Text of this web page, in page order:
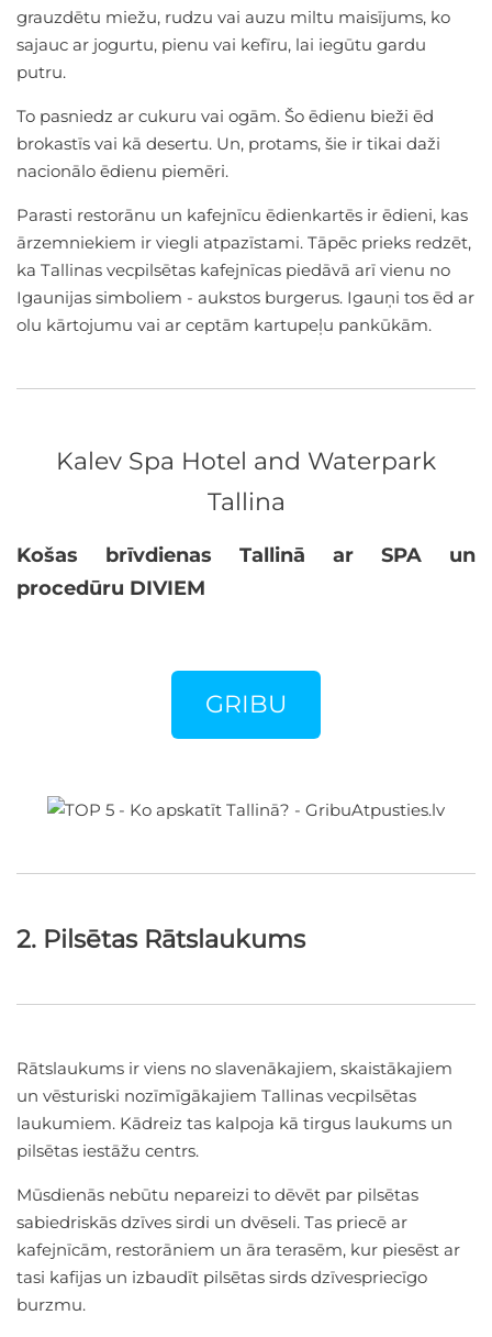
grauzdētu miežu, rudzu vai auzu miltu maisījums, ko
sajauc ar jogurtu, pienu vai kefīru, lai iegūtu gardu
putru.
To pasniedz ar cukuru vai ogām. Šo ēdienu bieži ēd
brokastīs vai kā desertu. Un, protams, šie ir tikai daži
nacionālo ēdienu piemēri.
Parasti restorānu un kafejnīcu ēdienkartēs ir ēdieni, kas
ārzemniekiem ir viegli atpazīstami. Tāpēc prieks redzēt,
ka Tallinas vecpilsētas kafejnīcas piedāvā arī vienu no
Igaunijas simboliem - aukstos burgerus. Igauņi tos ēd ar
olu kārtojumu vai ar ceptām kartupeļu pankūkām.
Kalev Spa Hotel and Waterpark
Tallina
Košas brīvdienas Tallinā ar SPA un
procedūru DIVIEM
GRIBU
2. Pilsētas Rātslaukums
Rātslaukums ir viens no slavenākajiem, skaistākajiem
un vēsturiski nozīmīgākajiem Tallinas vecpilsētas
laukumiem. Kādreiz tas kalpoja kā tirgus laukums un
pilsētas iestāžu centrs.
Mūsdienās nebūtu nepareizi to dēvēt par pilsētas
sabiedriskās dzīves sirdi un dvēseli. Tas priecē ar
kafejnīcām, restorāniem un āra terasēm, kur piesēst ar
tasi kafijas un izbaudīt pilsētas sirds dzīvespriecīgo
burzmu.